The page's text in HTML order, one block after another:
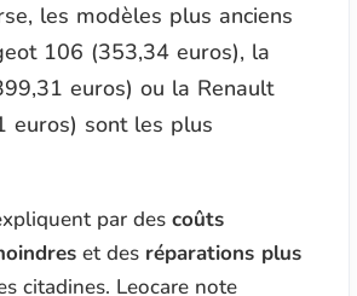
les modèles plus anciens
106 (353,34 euros), la
euros) ou la Renault
euros) sont les plus
par des coûts
et des réparations plus
citadines. Leocare note